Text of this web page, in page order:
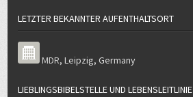
LETZTER BEKANNTER AUFENTHALTSORT
MDR,Leipzig,Germany
LIEBLINGSBIBELSTELLE UND LEBENSLEITLINIE